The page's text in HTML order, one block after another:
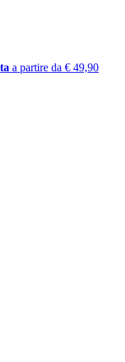
a partire da € 49,90